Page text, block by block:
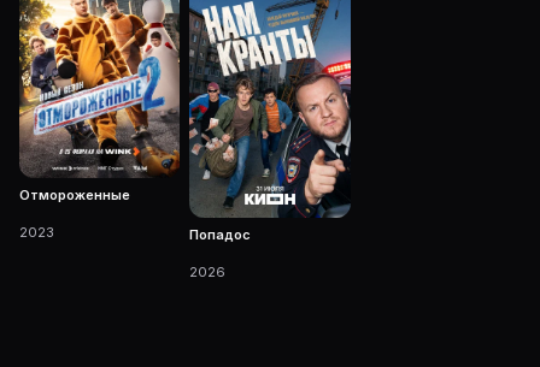
Отмороженные
2023 Попадос
2026